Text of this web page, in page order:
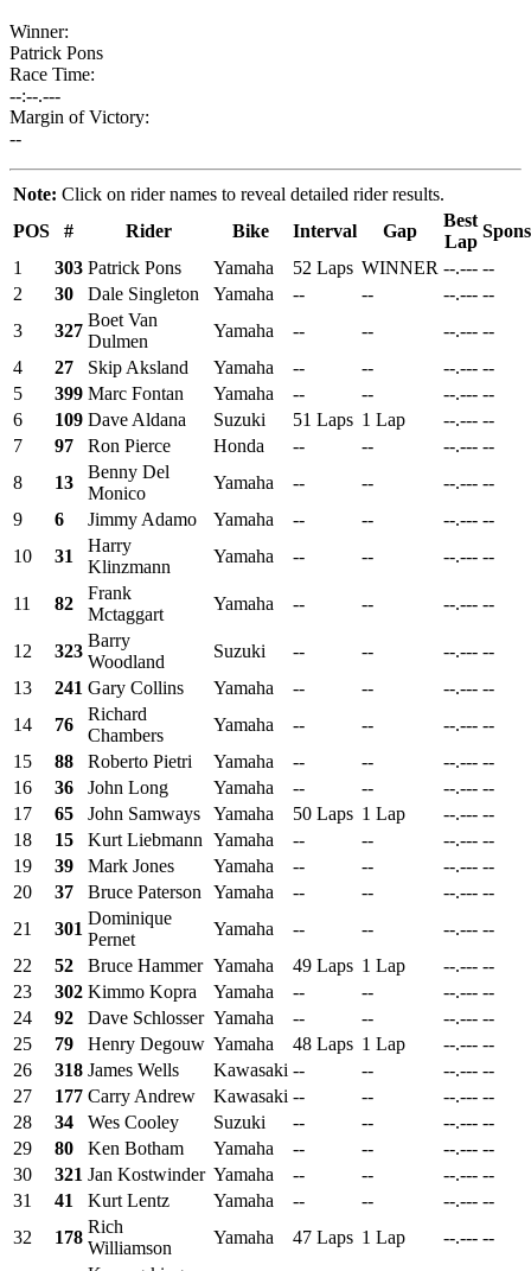
Winner:
Patrick Pons
Race Time:
--:--.---
Margin of Victory:
--
Note: Click on rider names to reveal detailed rider results.
POS
# Rider Bike Interval Gap
Best
Lap
1
303 Patrick Pons Yamaha 52 Laps WINNER --.--- --
2
30 Dale Singleton Yamaha -- -- --.--- --
3
327
Boet Van
Dulmen
Yamaha -- -- --.--- --
4
27 Skip Aksland Yamaha -- -- --.--- --
5
399 Marc Fontan Yamaha -- -- --.--- --
6
109 Dave Aldana Suzuki 51 Laps 1 Lap --.--- --
7
97 Ron Pierce Honda -- -- --.--- --
8
13
Benny Del
Monico
Yamaha -- -- --.--- --
9
6 Jimmy Adamo Yamaha -- -- --.--- --
10
31
Harry
Klinzmann
Yamaha -- -- --.--- --
11 82
Frank
Mctaggart
Yamaha -- -- --.--- --
12 323
Barry
Woodland
Suzuki -- -- --.--- --
13
241 Gary Collins Yamaha -- -- --.--- --
14
76
Richard
Chambers
Yamaha -- -- --.--- --
15
88 Roberto Pietri Yamaha -- -- --.--- --
16
36 John Long Yamaha -- -- --.--- --
17
65 John Samways Yamaha 50 Laps 1 Lap --.--- --
18
15 Kurt Liebmann Yamaha -- -- --.--- --
19
39 Mark Jones Yamaha -- -- --.--- --
20
37 Bruce Paterson Yamaha -- -- --.--- --
21
301
Dominique
Pernet
Yamaha -- -- --.--- --
22
52 Bruce Hammer Yamaha 49 Laps 1 Lap --.--- --
23
302 Kimmo Kopra Yamaha -- -- --.--- --
24
92 Dave Schlosser Yamaha -- -- --.--- --
25
79 Henry Degouw Yamaha 48 Laps 1 Lap --.--- --
26
318 James Wells Kawasaki -- -- --.--- --
27
177 Carry Andrew Kawasaki -- -- --.--- --
28
34 Wes Cooley Suzuki -- -- --.--- --
29
80 Ken Botham Yamaha -- -- --.--- --
30
321 Jan Kostwinder Yamaha -- -- --.--- --
31
41 Kurt Lentz Yamaha -- -- --.--- --
32
178
Rich
Williamson
Yamaha 47 Laps 1 Lap --.--- --